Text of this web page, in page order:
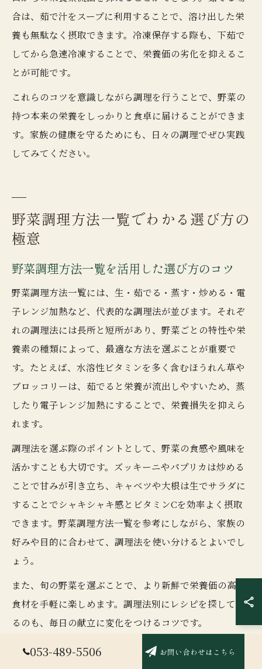
合は、茹で汁をスープに利用することで、溶け出した栄
養も無駄なく摂取できます。冷凍保存する際も、下茹で
してから急速冷凍することで、栄養価の劣化を抑えるこ
とが可能です。
これらのコツを意識しながら調理を行うことで、野菜の
持つ本来の栄養をしっかりと食卓に届けることができま
す。家族の健康を守るためにも、日々の調理でぜひ実践
してみてください。
野菜調理方法一覧でわかる選び方の
極意
野菜調理方法一覧を活用した選び方のコツ
野菜調理方法一覧には、生・茹でる・蒸す・炒める・電
子レンジ加熱など、代表的な調理法が並びます。それぞ
れの調理法には長所と短所があり、野菜ごとの特性や栄
養素の種類によって、最適な方法を選ぶことが重要で
す。たとえば、水溶性ビタミンを多く含むほうれん草や
ブロッコリーは、茹でると栄養が流出しやすいため、蒸
したり電子レンジ加熱にすることで、栄養損失を抑えら
れます。
調理法を選ぶ際のポイントとして、野菜の食感や風味を
活かすことも大切です。ズッキーニやパプリカは炒める
ことで甘みが引き立ち、キャベツや大根は生でサラダに
することでシャキシャキ感とビタミンCを効率よく摂取
できます。野菜調理方法一覧を参考にしながら、家族の
好みや目的に合わせて、調理法を使い分けるとよいでし
ょう。
また、旬の野菜を選ぶことで、より新鮮で栄養価の高い
食材を手軽に楽しめます。調理法別にレシピを探してみ
るのも、毎日の献立に変化をつけるコツです。
野菜の調理法で栄養価を最大限に引き出す
053-489-5506 お問い合わせはこちら